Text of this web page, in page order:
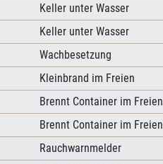
Keller unter Wasser
Keller unter Wasser
Wachbesetzung
Kleinbrand im Freien
Brennt Container im Freien
Brennt Container im Freien
Rauchwarnmelder